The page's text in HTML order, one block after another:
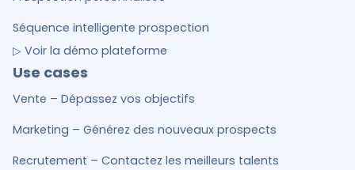
Séquence intelligente prospection
▷ Voir la démo plateforme
Use cases
Vente – Dépassez vos objectifs
Marketing – Générez des nouveaux prospects
Recrutement – Contactez les meilleurs talents